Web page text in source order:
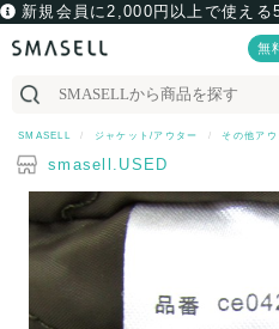
新規会員に2,000円以上で使え
無
SMASELL ジャケット/アウター その他アウ
smasell.USED